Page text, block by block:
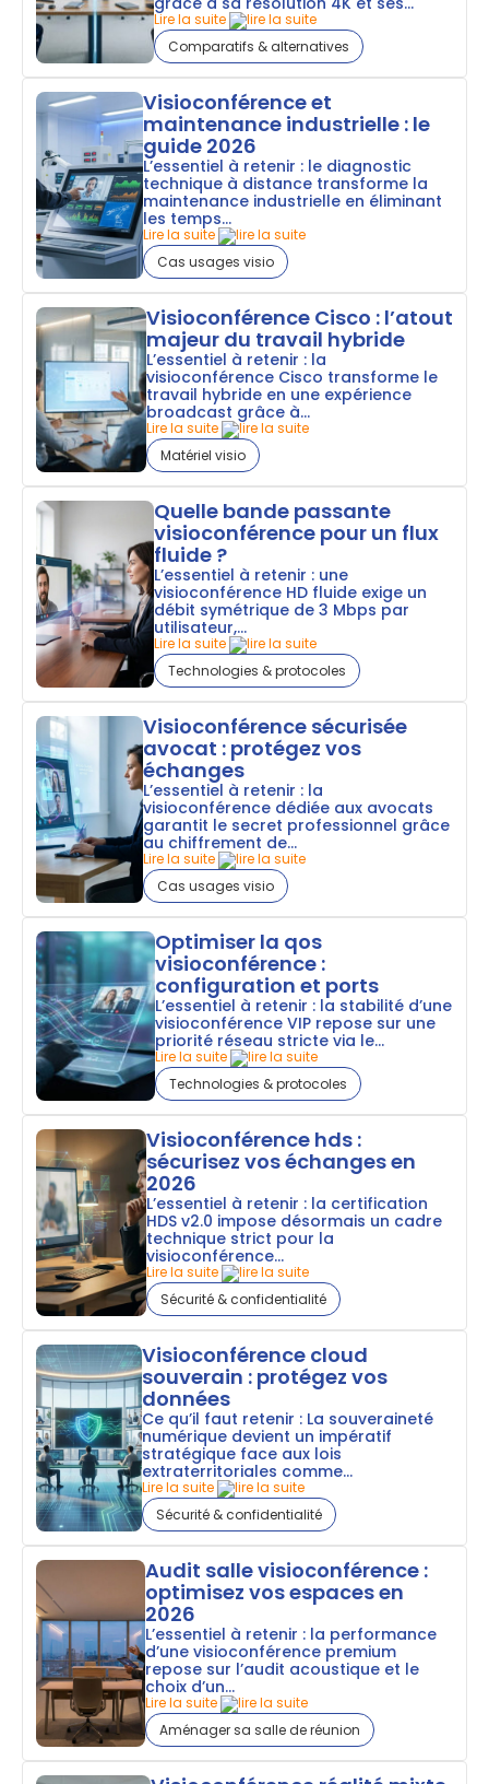
Lire la suite
Comparatifs & alternatives
Visioconférence et
maintenance industrielle : le
guide 2026
L’essentiel à retenir : le diagnostic
technique à distance transforme la
maintenance industrielle en éliminant
les temps...
Lire la suite
Cas usages visio
Visioconférence Cisco : l’atout
majeur du travail hybride
L’essentiel à retenir : la
visioconférence Cisco transforme le
travail hybride en une expérience
broadcast grâce à...
Lire la suite
Matériel visio
Quelle bande passante
visioconférence pour un flux
fluide ?
L’essentiel à retenir : une
visioconférence HD fluide exige un
débit symétrique de 3 Mbps par
utilisateur,...
Lire la suite
Technologies & protocoles
Visioconférence sécurisée
avocat : protégez vos
échanges
L’essentiel à retenir : la
visioconférence dédiée aux avocats
garantit le secret professionnel grâce
au chiffrement de...
Lire la suite
Cas usages visio
Optimiser la qos
visioconférence :
configuration et ports
L’essentiel à retenir : la stabilité d’une
visioconférence VIP repose sur une
priorité réseau stricte via le...
Lire la suite
Technologies & protocoles
Visioconférence hds :
sécurisez vos échanges en
2026
L’essentiel à retenir : la certification
HDS v2.0 impose désormais un cadre
technique strict pour la
visioconférence...
Lire la suite
Sécurité & confidentialité
Visioconférence cloud
souverain : protégez vos
données
Ce qu’il faut retenir : La souveraineté
numérique devient un impératif
stratégique face aux lois
extraterritoriales comme...
Lire la suite
Sécurité & confidentialité
Audit salle visioconférence :
optimisez vos espaces en
2026
L’essentiel à retenir : la performance
d’une visioconférence premium
repose sur l’audit acoustique et le
choix d’un...
Lire la suite
Aménager sa salle de réunion